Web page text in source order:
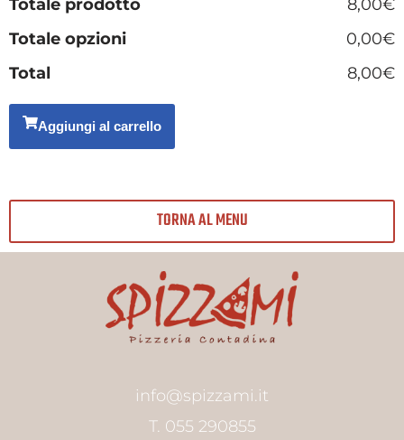
Totale prodotto
8,00€
Totale opzioni
0,00€
Total
8,00€
Aggiungi al carrello
TORNA AL MENU
info@spizzami.it
T. 055 290855